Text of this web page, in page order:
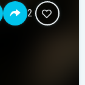
2